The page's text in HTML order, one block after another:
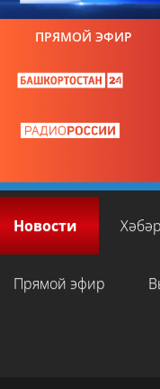
ПРЯМОЙ ЭФИР
Новости
Прямой эфир